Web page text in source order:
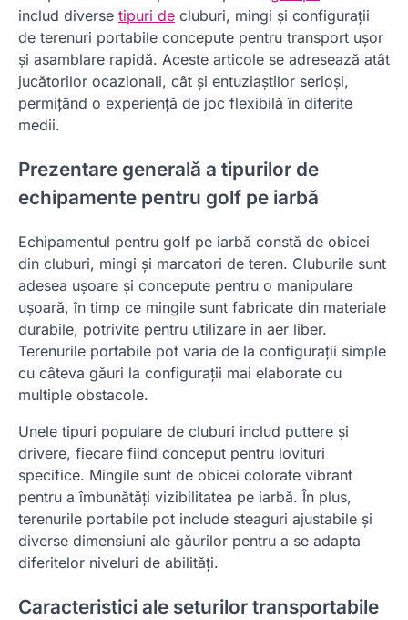
includ diverse tipuri de cluburi, mingi și configurații
de terenuri portabile concepute pentru transport ușor
și asamblare rapidă. Aceste articole se adresează atât
jucătorilor ocazionali, cât și entuziaștilor serioși,
permițând o experiență de joc flexibilă în diferite
medii.
Prezentare generală a tipurilor de
echipamente pentru golf pe iarbă
Echipamentul pentru golf pe iarbă constă de obicei
din cluburi, mingi și marcatori de teren. Cluburile sunt
adesea ușoare și concepute pentru o manipulare
ușoară, în timp ce mingile sunt fabricate din materiale
durabile, potrivite pentru utilizare în aer liber.
Terenurile portabile pot varia de la configurații simple
cu câteva găuri la configurații mai elaborate cu
multiple obstacole.
Unele tipuri populare de cluburi includ puttere și
drivere, fiecare fiind conceput pentru lovituri
specifice. Mingile sunt de obicei colorate vibrant
pentru a îmbunătăți vizibilitatea pe iarbă. În plus,
terenurile portabile pot include steaguri ajustabile și
diverse dimensiuni ale găurilor pentru a se adapta
diferitelor niveluri de abilități.
Caracteristici ale seturilor transportabile